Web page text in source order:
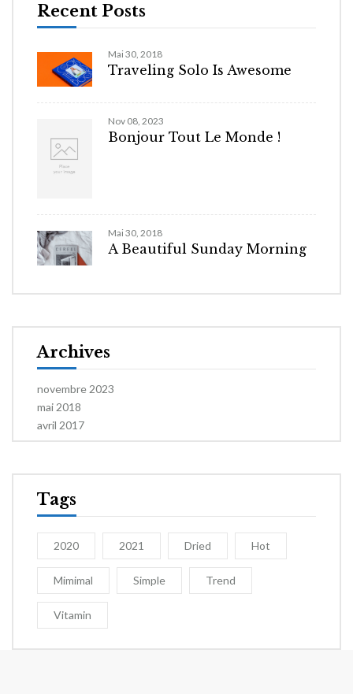
Recent Posts
Mai 30, 2018
Traveling Solo Is Awesome
Nov 08, 2023
Bonjour Tout Le Monde !
Mai 30, 2018
A Beautiful Sunday Morning
Archives
novembre 2023
mai 2018
avril 2017
Tags
2020 2021 Dried Hot
Mimimal Simple Trend
Vitamin